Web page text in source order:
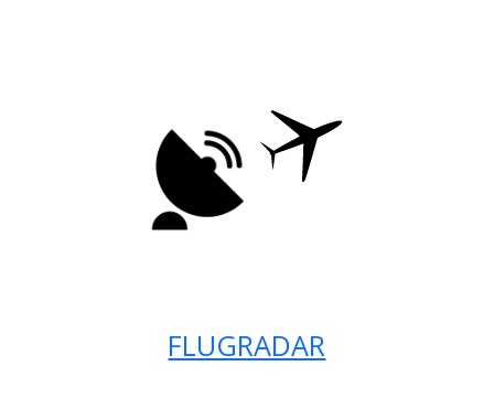
FLUGRADAR